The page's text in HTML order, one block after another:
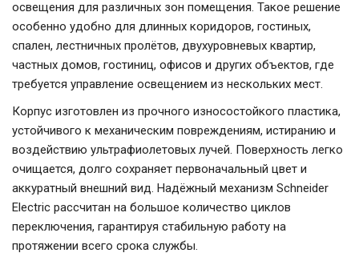
освещения для различных зон помещения. Такое решение
особенно удобно для длинных коридоров, гостиных,
спален, лестничных пролётов, двухуровневых квартир,
частных домов, гостиниц, офисов и других объектов, где
требуется управление освещением из нескольких мест.
Корпус изготовлен из прочного износостойкого пластика,
устойчивого к механическим повреждениям, истиранию и
воздействию ультрафиолетовых лучей. Поверхность легко
очищается, долго сохраняет первоначальный цвет и
аккуратный внешний вид. Надёжный механизм Schneider
Electric рассчитан на большое количество циклов
переключения, гарантируя стабильную работу на
протяжении всего срока службы.